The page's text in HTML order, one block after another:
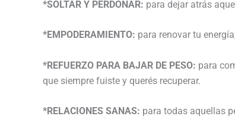
*SOLTAR Y PERDONAR: para dejar atrás
*EMPODERAMIENTO: para renovar tu
*REFUERZO PARA BAJAR DE PESO: para
que siempre fuiste y querés recuperar.
*RELACIONES SANAS: para todas aquellas